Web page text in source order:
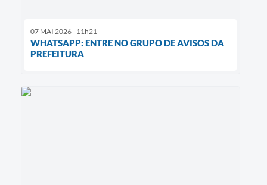
07 MAI 2026 - 11h21
WHATSAPP: ENTRE NO GRUPO DE AVISOS DA
PREFEITURA